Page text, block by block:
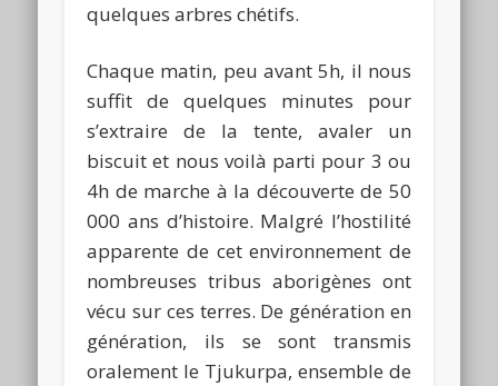
quelques arbres chétifs.
Chaque matin, peu avant 5h, il nous
suffit de quelques minutes pour
s’extraire de la tente, avaler un
biscuit et nous voilà parti pour 3 ou
4h de marche à la découverte de 50
000 ans d’histoire. Malgré l’hostilité
apparente de cet environnement de
nombreuses tribus aborigènes ont
vécu sur ces terres. De génération en
génération, ils se sont transmis
oralement le Tjukurpa, ensemble de